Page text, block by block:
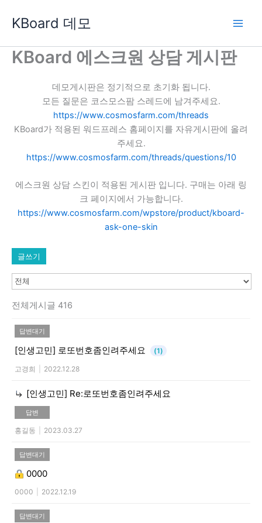
로
KBoard 데모
KBoard 에스크원 상담 게시판
데모게시판은 정기적으로 초기화 됩니다.
모든 질문은 코스모스팜 스레드에 남겨주세요.
https://www.cosmosfarm.com/threads
KBoard가 적용된 워드프레스 홈페이지를 자유게시판에 올려
주세요.
https://www.cosmosfarm.com/threads/questions/10
에스크원 상담 스킨이 적용된 게시판 입니다. 구매는 아래 링
크 페이지에서 가능합니다.
https://www.cosmosfarm.com/wpstore/product/kboard-
ask-one-skin
글쓰기
전체게시글 416
답변대기
[인생고민] 로또번호좀인려주세요 (1)
고경희 2022.12.28
[인생고민] Re:로또번호좀인려주세요
답변
홍길동 2023.03.27
답변대기
0000
0000 2022.12.19
답변대기